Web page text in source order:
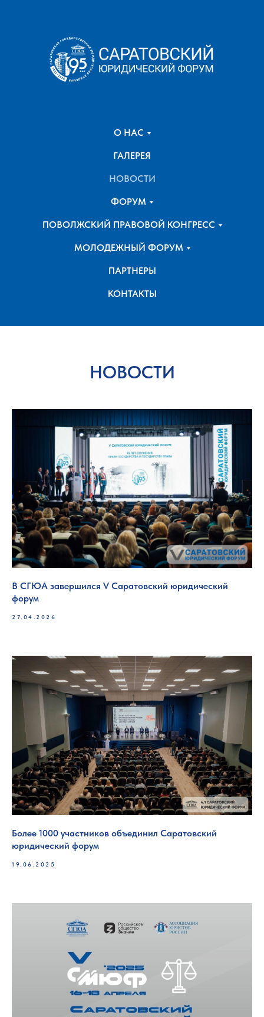
О НАС
ГАЛЕРЕЯ
НОВОСТИ
ФОРУМ
ПОВОЛЖСКИЙ ПРАВОВОЙ КОНГРЕСС
МОЛОДЕЖНЫЙ ФОРУМ
ПАРТНЕРЫ
КОНТАКТЫ
НОВОСТИ
В СГЮА завершился V Саратовский юридический
форум
27.04.2026
Более 1000 участников объединил Саратовский
юридический форум
19.06.2025